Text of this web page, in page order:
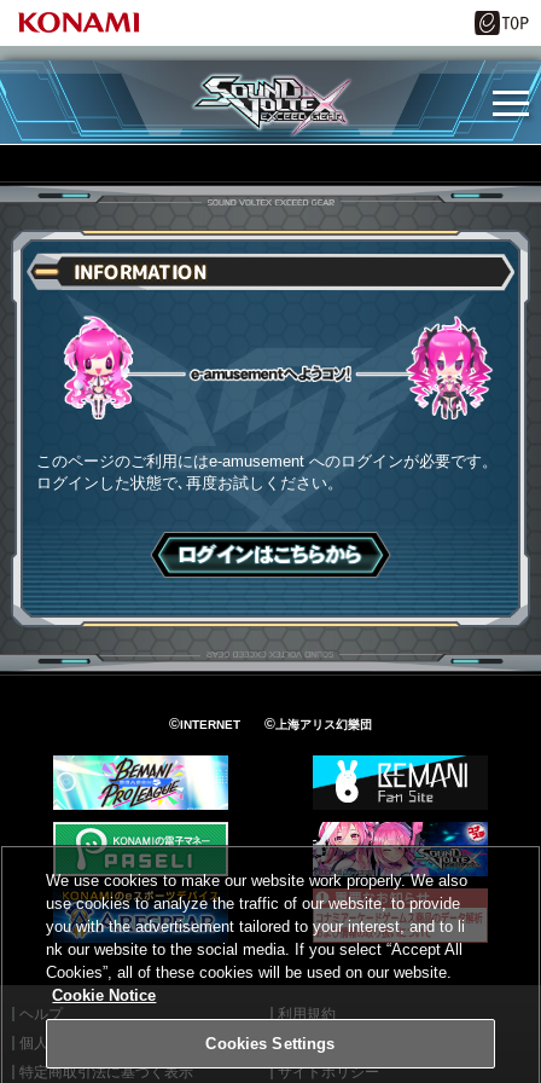
INFORMATION
このページのご利用にはe-amusement へのログインが必要です。
ログインした状態で､再度お試しください。
ログインはこちら
©INTERNET ©上海アリス幻樂団
ヘルプ
利用規約
個人情報等保護方針
外部送信について
特定商取引法に基づく表示
サイトポリシー
We use cookies to make our website work properly. We also
use cookies to analyze the traffic of our website, to provide
you with the advertisement tailored to your interest, and to li
nk our website to the social media. If you select “Accept All
Cookies”, all of these cookies will be used on our website.
Cookie Notice
Cookies Settings